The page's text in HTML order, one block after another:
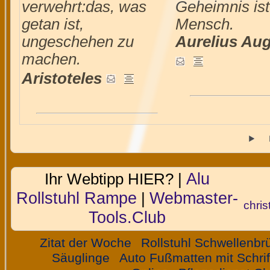
verwehrt:das, was
getan ist,
ungeschehen zu
machen.
Aristoteles
Geheimnis
Mensch.
Aurelius
Ihr Webtipp HIER? |Alu
Rollstuhl Rampe |Webmaster-
Tools.Club
Zitat der Woche
Rollstuhl
Säuglinge
Auto Fußmatten mit